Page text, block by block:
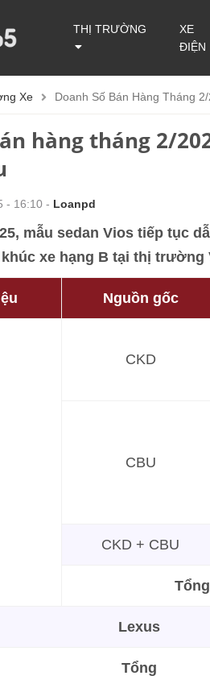
THỊ TRƯỜNG
XE
ĐIỆN
Xe Doanh Số Bán Hàng Tháng
hàng tháng 2/
- 16:10 - Loanpd
mẫu sedan Vios tiếp tục
xe hạng B tại thị trường
Nguồn gốc
CKD
CBU
CKD + CBU
Lexus
Tổng